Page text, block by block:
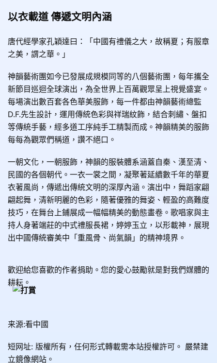
以衣載道 傳遞文明內涵
唐代經學家孔穎達曰：「中國有禮儀之大，故稱夏；有服章
之美，謂之華。」
神韻藝術團如今已發展成規模同等的八個藝術團，每年攜全
新節目巡迴全球演出，為全世界上百萬觀眾呈上視覺盛宴。
每場演出數百套各色華美服飾，每一件都由神韻藝術總監
D.F.先生設計，運用傳統色彩與祥瑞紋飾，結合刺繡、盤扣
等傳統手藝，經多道工序純手工精製而成。神韻精美的服飾
每每為觀眾們稱道，讚不絕口。
一朝文化，一朝服飾，神韻的服裝體系涵蓋自秦、漢至清、
民國的各個朝代。一衣一裳之間，凝聚著延續數千年的華夏
衣著風尚，傳遞出傳統文明的深厚內涵。演出中，舞蹈家翩
翩起舞，清新明麗的色彩，隨著優雅的舞姿、輕盈的高難度
技巧，在舞台上鋪展成一幅幅精美的動態畫卷。歌唱家與主
持人身著端莊的中式禮服長裙，婷婷玉立，以形載神，展現
出中國傳統審美中「重風骨、尚氣韻」的精神境界。
歡迎給您喜歡的作者捐助。您的愛心鼓勵就是對我們媒體的
耕耘。
来源:看中國
短网址: 版權所有，任何形式轉載需本站授權許可。 嚴禁建
立鏡像網站。